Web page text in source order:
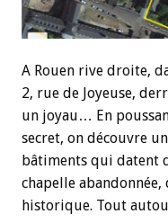
A Rouen rive droite,
2, rue de Joyeuse,
un joyau… En
secret, on découvre
bâtiments qui datent
chapelle
historique. Tout